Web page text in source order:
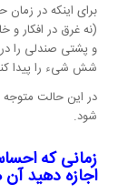
برای اینکه در
(نه غرق در افکار و
و پشتی صندلی را
شش شیء را پیدا
در این حالت
شود.
زمانی که
اجازه دهید آن